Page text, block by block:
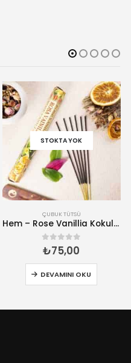
STOKTA YOK
ÇUBUK TÜTSÜ
Hem – Rose Vanillia Kokulu 20 Çubuk Tütsü
0 5 üzerinden
₺75,00
DEVAMINI OKU